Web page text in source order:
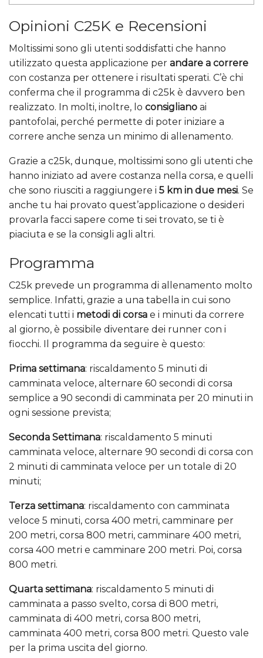
Opinioni C25K e Recensioni
Moltissimi sono gli utenti soddisfatti che hanno
utilizzato questa applicazione per andare a correre
con costanza per ottenere i risultati sperati. C’è chi
conferma che il programma di c25k è davvero ben
realizzato. In molti, inoltre, lo consigliano ai
pantofolai, perché permette di poter iniziare a
correre anche senza un minimo di allenamento.
Grazie a c25k, dunque, moltissimi sono gli utenti che
hanno iniziato ad avere costanza nella corsa, e quelli
che sono riusciti a raggiungere i 5 km in due mesi. Se
anche tu hai provato quest’applicazione o desideri
provarla facci sapere come ti sei trovato, se ti è
piaciuta e se la consigli agli altri.
Programma
C25k prevede un programma di allenamento molto
semplice. Infatti, grazie a una tabella in cui sono
elencati tutti i metodi di corsa e i minuti da correre
al giorno, è possibile diventare dei runner con i
fiocchi. Il programma da seguire è questo:
Prima settimana: riscaldamento 5 minuti di
camminata veloce, alternare 60 secondi di corsa
semplice a 90 secondi di camminata per 20 minuti in
ogni sessione prevista;
Seconda Settimana: riscaldamento 5 minuti
camminata veloce, alternare 90 secondi di corsa con
2 minuti di camminata veloce per un totale di 20
minuti;
Terza settimana: riscaldamento con camminata
veloce 5 minuti, corsa 400 metri, camminare per
200 metri, corsa 800 metri, camminare 400 metri,
corsa 400 metri e camminare 200 metri. Poi, corsa
800 metri.
Quarta settimana: riscaldamento 5 minuti di
camminata a passo svelto, corsa di 800 metri,
camminata di 400 metri, corsa 800 metri,
camminata 400 metri, corsa 800 metri. Questo vale
per la prima uscita del giorno.